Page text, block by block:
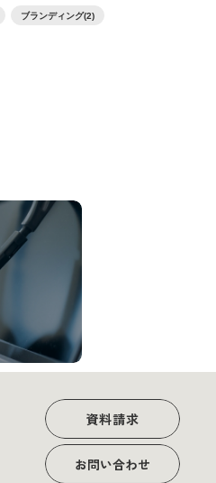
ブランディング(2)
資料請求
お問い合わせ